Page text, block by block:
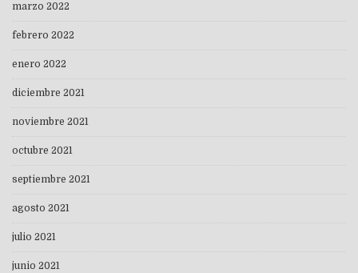
marzo 2022
febrero 2022
enero 2022
diciembre 2021
noviembre 2021
octubre 2021
septiembre 2021
agosto 2021
julio 2021
junio 2021